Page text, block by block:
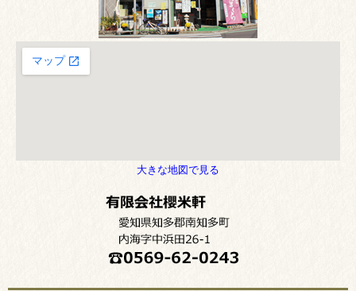
大きな地図で見る